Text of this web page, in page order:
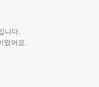
니다.
었어요.​